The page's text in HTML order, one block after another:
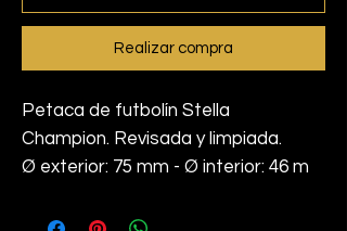
Realizar compra
Petaca de futbolín Stella
Champion. Revisada y limpiada.
Ø exterior: 75 mm - Ø interior: 46 m